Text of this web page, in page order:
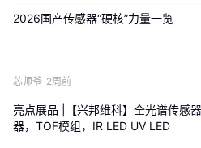
示意图1. 制备的MMIP@Au/MIL-
2026国产传感器“硬核”力量一览
芯师爷 2周前
亮点展品 |【兴邦维科】全光谱传感
器，TOF模组，IR LED UV LED